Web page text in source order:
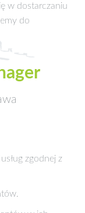
w dostarczaniu
do
zgodnej z